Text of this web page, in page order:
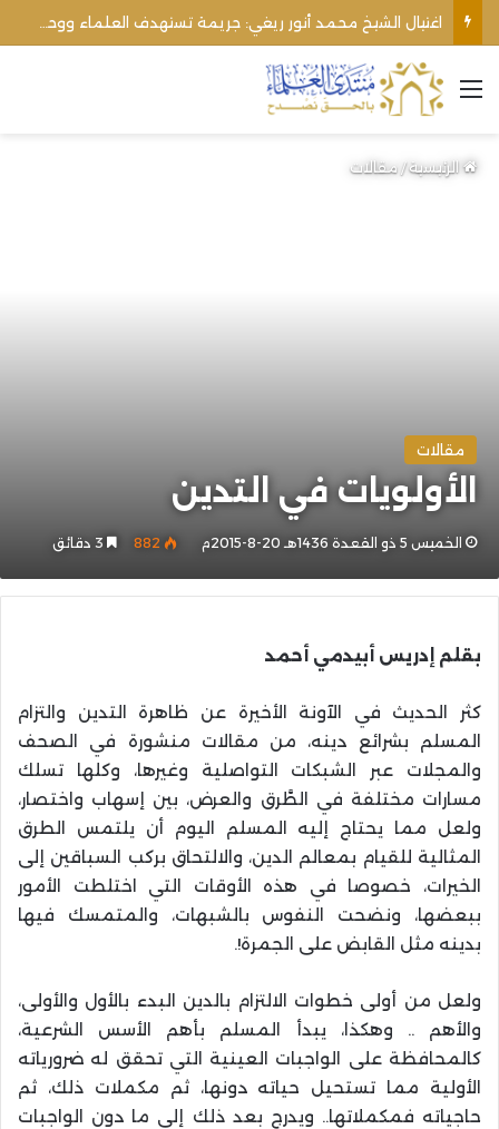
القائمة
الرئيسية/مقالات
مقالات
الأولويات في التدين
الخميس 5 ذو القعدة 1436هـ 20-8-2015م 882
بقلم إدريس أبيدمي أحمد
كثر الحديث في الآونة الأخيرة عن ظاهرة التدين والتزام
المسلم بشرائع دينه، من مقالات منشورة في الصحف
والمجلات عبر الشبكات التواصلية وغيرها، وكلها تسلك
مسارات مختلفة في الطَّرق والعرض، بين إسهاب واختصار،
ولعل مما يحتاج إليه المسلم اليوم أن يلتمس الطرق
المثالية للقيام بمعالم الدين، والالتحاق بركب السباقين إلى
الخيرات، خصوصا في هذه الأوقات التي اختلطت الأمور
ببعضها، ونضحت النفوس بالشبهات، والمتمسك فيها
بدينه مثل القابض على الجمرة!.
ولعل من أولى خطوات الالتزام بالدين البدء بالأول والأولى،
والأهم .. وهكذا، يبدأ المسلم بأهم الأسس الشرعية،
كالمحافظة على الواجبات العينية التي تحقق له ضرورياته
الأولية مما تستحيل حياته دونها، ثم مكملات ذلك، ثم
حاجياته فمكملاتها.. ويدرج بعد ذلك إلى ما دون الواجبات